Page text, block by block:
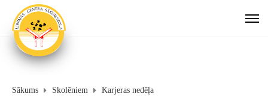
Sākums Skolēniem Karjeras nedēļa